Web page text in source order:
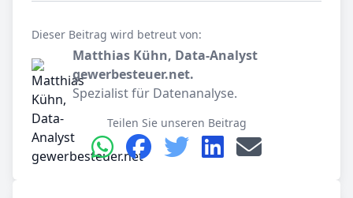
Dieser Beitrag wird betreut von:
Matthias Kühn, Data-Analyst
gewerbesteuer.net.
Spezialist für Datenanalyse.
Teilen Sie unseren Beitrag